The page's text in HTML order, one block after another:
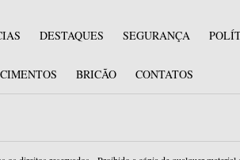
DESTAQUES SEGURANÇA
BRICÃO CONTATOS